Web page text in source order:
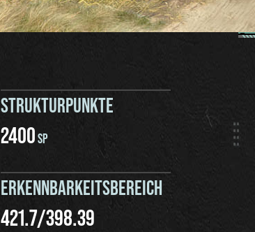
STRUKTURPUNKTE
2400SP
ERKENNBARKEITSBEREICH
421.7/398.39